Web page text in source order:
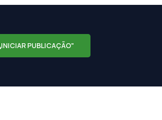
INICIAR PUBLICAÇÃO"